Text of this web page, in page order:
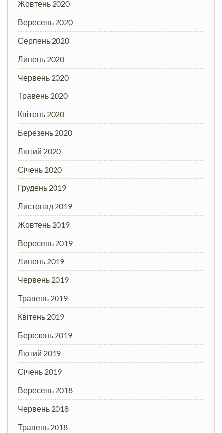
Жовтень 2020
Вересень 2020
Серпень 2020
Липень 2020
Червень 2020
Травень 2020
Квітень 2020
Березень 2020
Лютий 2020
Січень 2020
Грудень 2019
Листопад 2019
Жовтень 2019
Вересень 2019
Липень 2019
Червень 2019
Травень 2019
Квітень 2019
Березень 2019
Лютий 2019
Січень 2019
Вересень 2018
Червень 2018
Травень 2018